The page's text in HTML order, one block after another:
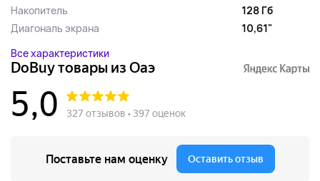
Накопитель
128 Гб
Диагональ экрана
10,61"
Все характеристики